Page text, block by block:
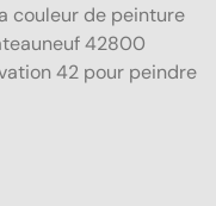
couleur de peinture
42800
42 pour peindre